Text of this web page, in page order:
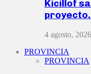
Kicillof
4 agosto, 2026
PROVINCIA
PROVINCIA